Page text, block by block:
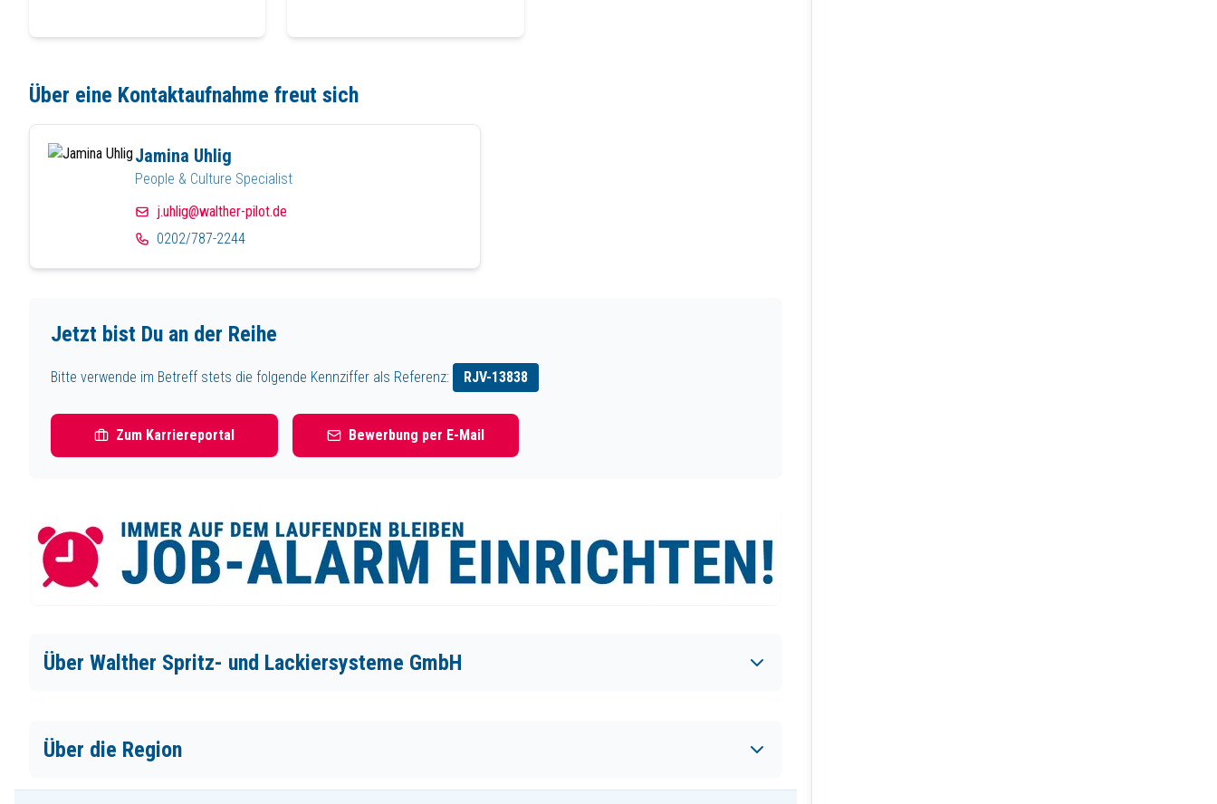
Über eine Kontaktaufnahme freut sich
Jamina Uhlig
People & Culture Specialist
j.uhlig@walther-pilot.de
0202/787-2244
Jetzt bist Du an der Reihe
Bitte verwende im Betreff stets die folgende Kennziffer als Referenz: RJV-13838
Zum Karriereportal Bewerbung per E-Mail
Über Walther Spritz- und Lackiersysteme GmbH
Über die Region